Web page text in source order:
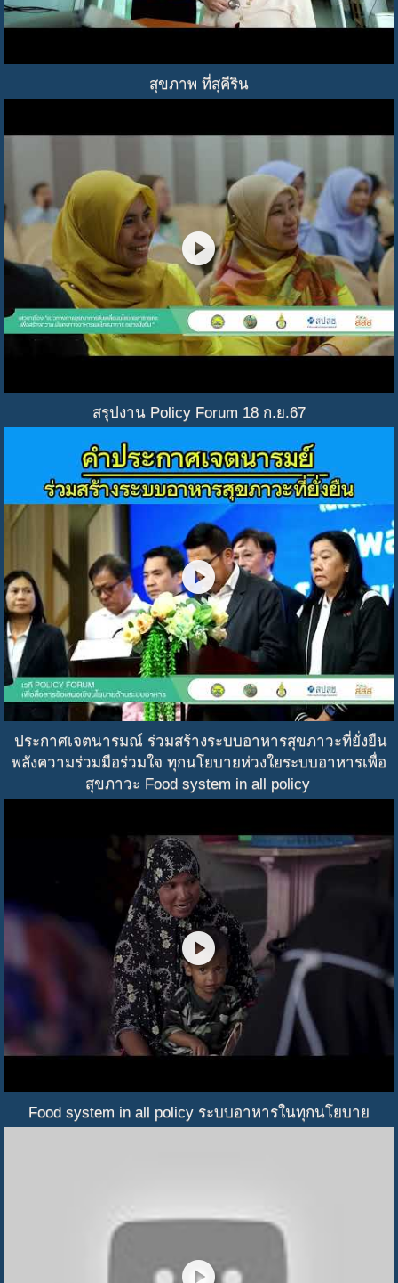
สุขภาพ ที่สุคีริน
play_circle
สรุปงาน Policy Forum 18 ก.ย.67
play_circle
ประกาศเจตนารมณ์ ร่วมสร้างระบบอาหารสุขภาวะที่ยั่งยืน
พลังความร่วมมือร่วมใจ ทุกนโยบายห่วงใยระบบอาหารเพื่อ
สุขภาวะ Food system in all policy
play_circle
Food system in all policy ระบบอาหารในทุกนโยบาย